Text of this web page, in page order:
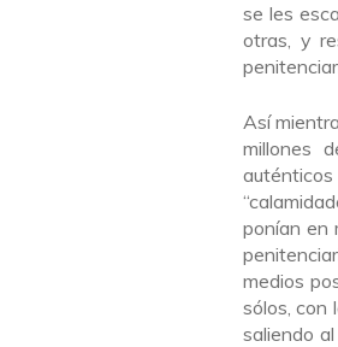
se les
otras, y
Así
millones
auténticos
ponían en
medios
sólos, con
saliendo